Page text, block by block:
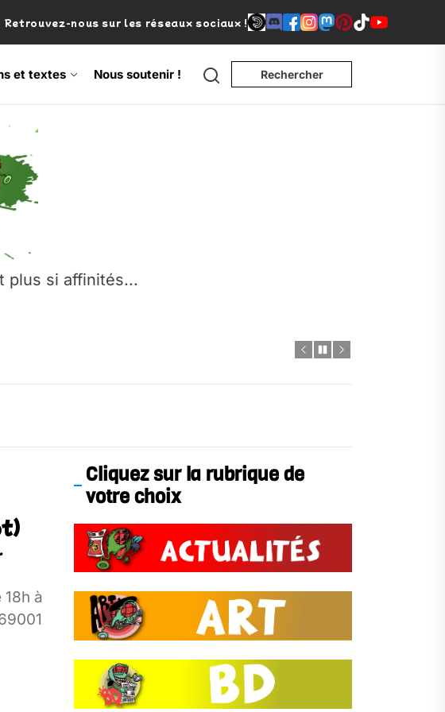
Retrouvez-nous sur les réseaux sociaux !
et textes Nous soutenir ! Search Rechercher
plus si affinités...
Velin)
Pierre Lacôte
Velin)
à
Cliquez sur la rubrique de
votre choix